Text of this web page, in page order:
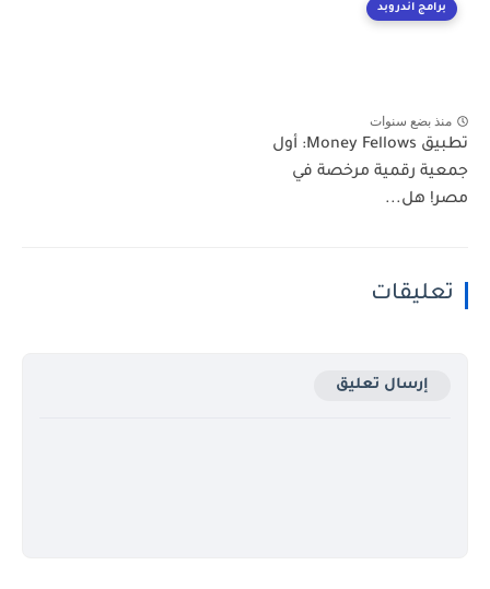
برامج اندروبد
منذ بضع سنوات
تطبيق Money Fellows: أول
جمعية رقمية مرخصة في
مصر! هل...
تعليقات
إرسال تعليق